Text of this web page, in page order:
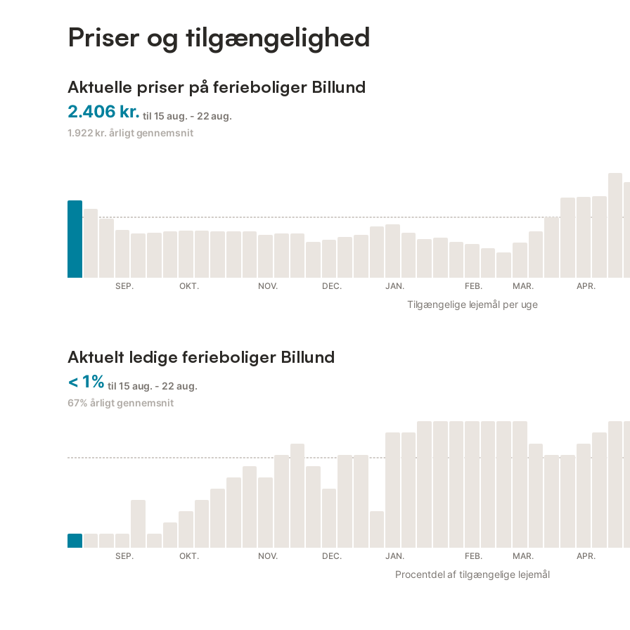
Priser og tilgængelighed
Aktuelle priser på ferieboliger Billund
2.406 kr. til 15 aug. - 22 aug.
1.922 kr. årligt gennemsnit
SEP. OKT. NOV. DEC. JAN. FEB. MAR. APR.
Tilgængelige lejemål per uge
Aktuelt ledige ferieboliger Billund
< 1% til 15 aug. - 22 aug.
67% årligt gennemsnit
SEP. OKT. NOV. DEC. JAN. FEB. MAR. APR.
Procentdel af tilgængelige lejemål